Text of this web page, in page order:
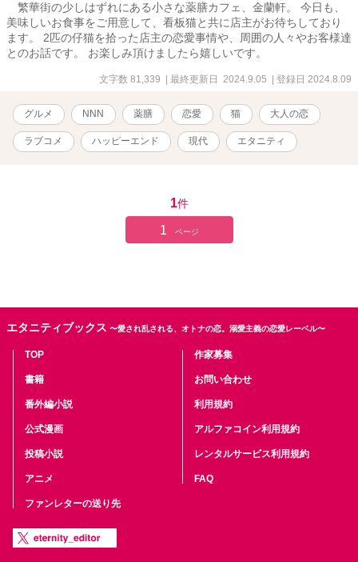
繁華街の少しはずれにある小さな薬膳カフェ、金蘭軒。 今日も、
美味しいお食事をご用意して、看板猫と共に店主がお待ちしており
ます。 2匹の仔猫を拾った店主の恋愛事情や、周囲の人々やお客様達
とのお話です。 お楽しみ頂けましたら嬉しいです。
文字数 81,339 | 最終更新日 2024.9.05 | 登録日 2024.8.09
グルメ NNN 薬膳 恋愛 猫 大人の恋
ラブコメ ハッピーエンド 現代 エタニティ
1件
1 ページ
エタニティブックス 〜愛され乱される、オトナの恋。溺愛主義の恋愛レーベル〜
TOP
書籍
番外編小説
公式漫画
投稿小説
アニメ
ファンレターの送り先
作家募集
お問い合わせ
利用規約
アルファコイン利用規約
レンタルサービス利用規約
FAQ